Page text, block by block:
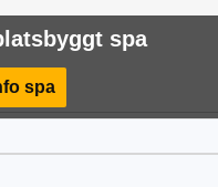
spa
spa